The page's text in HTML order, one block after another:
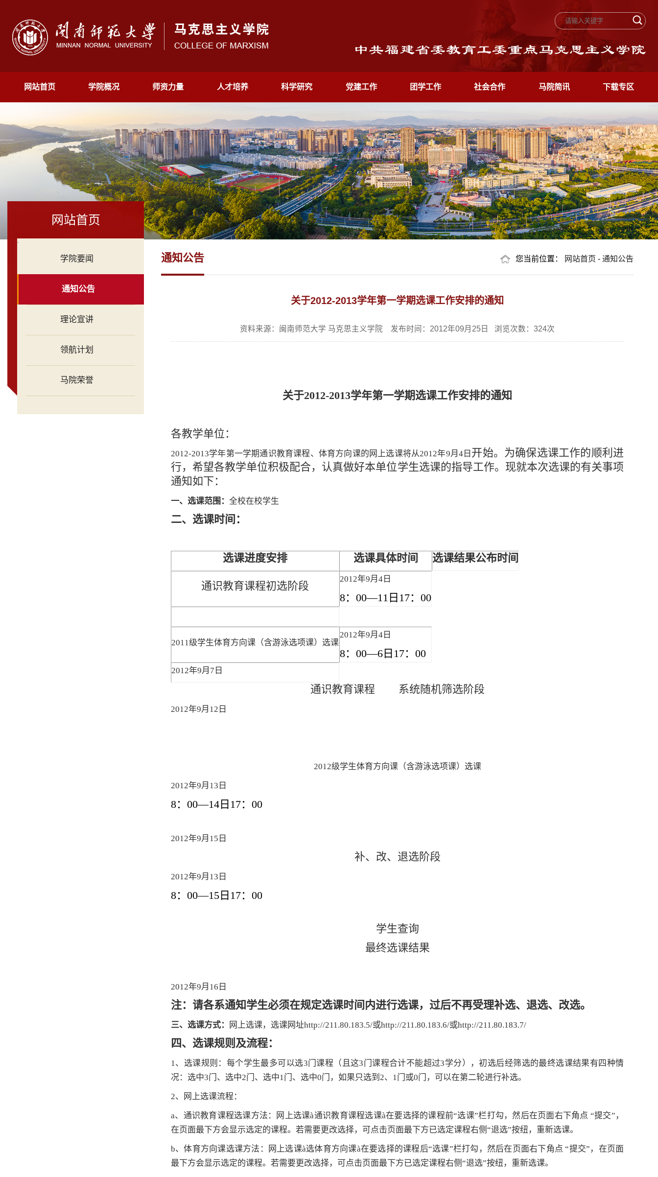
网站首页 学院概况 师资力量 人才培养 科学研究 党建工作 团学工作 社会合作 马院简讯 下载专区
网站首页
.
学院要闻
通知公告
理论宣讲
领航计划
马院荣誉
您当前位置： 网站首页 - 通知公告
通知公告
关于2012-2013学年第一学期选课工作安排的通知
资料来源：闽南师范大学 马克思主义学院 发布时间：2012年09月25日 浏览次数： 324次
关于2012-2013学年第一学期选课工作安排的通知
各教学单位：
2012-2013学年第一学期通识教育课程、体育方向课的网上选课将从2012年9月4日 开始。为确保选课工作的顺利进
行，希望各教学单位积极配合，认真做好本单位学生选课的指导工作。现就本次选课的有关事项
通知如下：
一、选课范围： 全校在校学生
二、选课时间：
选课进度安排 选课具体时间 选课结果公布时间
通识教育课程初选阶段
2012年9月 4 日
8：00—11 日17： 00
2011级学生体育方向课（含游泳选项课）选课
2012年9月 4 日
8：00—6 日17： 00
2012年9月 7 日
通识教育课程 系统随机筛选阶段
2012年9月 12 日
2012级学生体育方向课（含游泳选项课）选课
2012年9月 13 日
8：00—14 日17： 00
2012年9月 15 日
补、改、退选阶段
2012年9月 13 日
8：00—15 日17： 00
学生查询
最终选课结果
2012年9月 16 日
注：请各系通知学生必须在规定选课时间内进行选课，过后不再受理补选、退选、改选。
三、选课方式： 网上选课，选课网址http://211.80.183.5/或http://211.80.183.6/或http://211.80.183.7/
四、选课规则及流程：
1、选课规则：每个学生最多可以选3门课程（且这3门课程合计不能超过3学分），初选后经筛选的最终选课结果有四种情
况：选中3门、选中2门、选中1门、选中0门，如果只选到 2、1门或0门，可以在第二轮进行补选。
2、网上选课流程：
a、通识教育课程选课方法：网上选课à通识教育课程选课à在要选择的课程前“选课”栏打勾，然后在页面右下角点 “提交”，
在页面最下方会显示选定的课程。若需要更改选择，可点击页面最下方已选定课程右侧“退选”按纽，重新选课。
b、体育方向课选课方法：网上选课à选体育方向课à在要选择的课程后“选课”栏打勾，然后在页面右下角点 “提交”，在页面
最下方会显示选定的课程。若需要更改选择，可点击页面最下方已选定课程右侧“退选”按纽，重新选课。